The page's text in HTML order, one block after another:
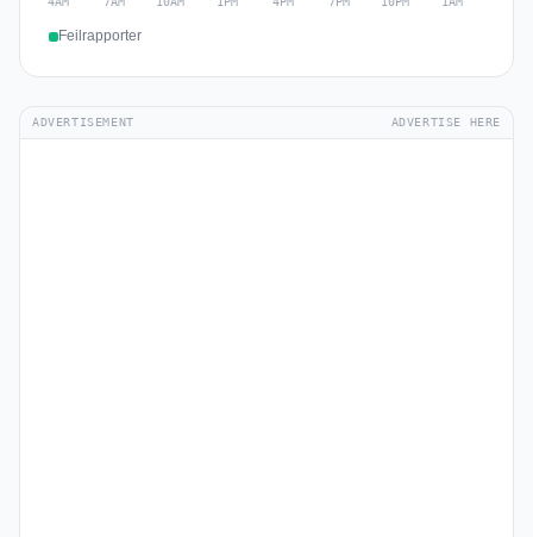
Feilrapporter
ADVERTISEMENT ADVERTISE HERE